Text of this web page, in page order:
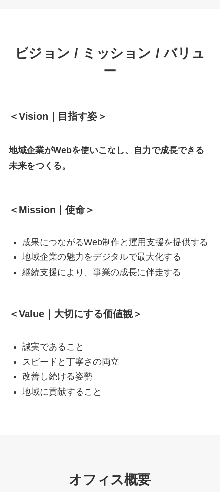
ビジョン / ミッション / バリュ
ー
＜Vision｜目指す姿＞
地域企業がWebを使いこなし、自力で成長できる
未来をつくる。
＜Mission｜使命＞
成果につながるWeb制作と運用支援を提供する
地域企業の魅力をデジタルで最大化する
継続支援により、事業の成長に伴走する
＜Value｜大切にする価値観＞
誠実であること
スピードと丁寧さの両立
改善し続ける姿勢
地域に貢献すること
オフィス概要